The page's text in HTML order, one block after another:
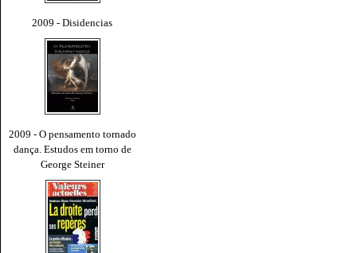
2009 - Disidencias
2009 - O pensamento tornado
dança. Estudos em torno de
George Steiner